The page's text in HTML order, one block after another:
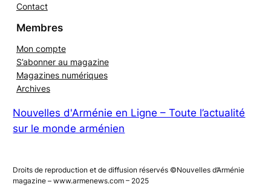
Contact
Membres
Mon compte
S’abonner au magazine
Magazines numériques
Archives
Nouvelles d'Arménie en Ligne – Toute l’actualité
sur le monde arménien
Droits de reproduction et de diffusion réservés ©Nouvelles d’Arménie
magazine – www.armenews.com – 2025